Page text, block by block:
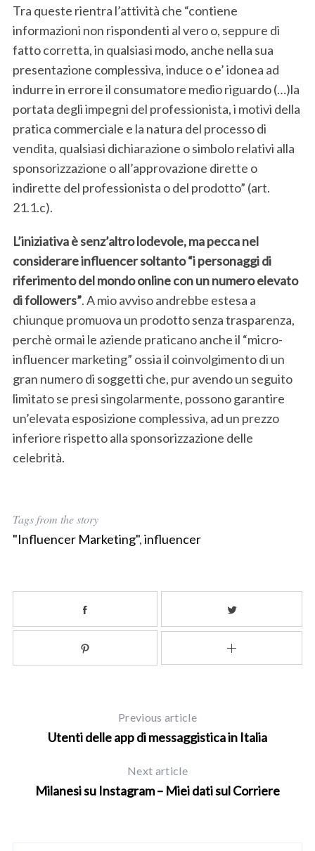
Tra queste rientra l’attività che “contiene
informazioni non rispondenti al vero o, seppure di
fatto corretta, in qualsiasi modo, anche nella sua
presentazione complessiva, induce o e’ idonea ad
indurre in errore il consumatore medio riguardo (…)la
portata degli impegni del professionista, i motivi della
pratica commerciale e la natura del processo di
vendita, qualsiasi dichiarazione o simbolo relativi alla
sponsorizzazione o all’approvazione dirette o
indirette del professionista o del prodotto” (art.
21.1.c).
L’iniziativa è senz’altro lodevole, ma pecca nel
considerare influencer soltanto “i personaggi di
riferimento del mondo online con un numero elevato
di followers”. A mio avviso andrebbe estesa a
chiunque promuova un prodotto senza trasparenza,
perchè ormai le aziende praticano anche il “micro-
influencer marketing” ossia il coinvolgimento di un
gran numero di soggetti che, pur avendo un seguito
limitato se presi singolarmente, possono garantire
un’elevata esposizione complessiva, ad un prezzo
inferiore rispetto alla sponsorizzazione delle
celebrità.
Tags from the story
"Influencer Marketing",influencer
Previous article
Utenti delle app di messaggistica in Italia
Next article
Milanesi su Instagram – Miei dati sul Corriere
S
e
a
r
h
f
o
r